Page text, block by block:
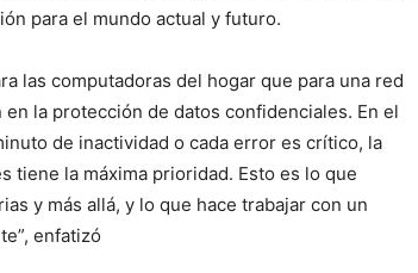
para el mundo actual y futuro.
las computadoras del hogar que para una red
la protección de datos confidenciales. En el
de inactividad o cada error es crítico, la
tiene la máxima prioridad. Esto es lo que
y más allá, y lo que hace trabajar con un
enfatizó